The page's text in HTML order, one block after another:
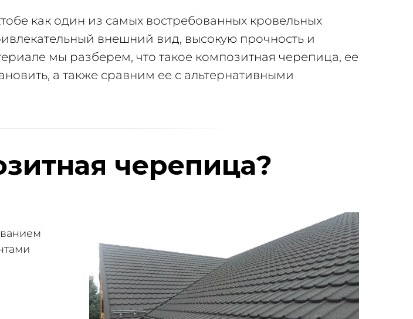
как один из самых востребованных кровельных
внешний вид, высокую прочность и
мы разберем, что такое композитная черепица, ее
а также сравним ее с альтернативными
черепица?